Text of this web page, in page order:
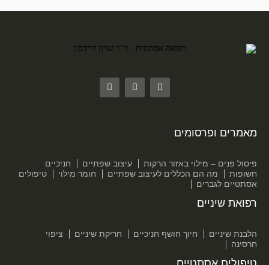
רפואת שיניים
הלבנת שיניים חיוך חושף חניכיים חריקת שיניים
ציפוי
חרסינה
מאמרים ופרסומים
פיסול פנים – מילוי באזור הרקות עיצוב שפתיים
חניכיים
חשופות
מה הם הכללים לעיצוב שפתיים חומר מילוי
טיפולים
אסתטיים לגברים